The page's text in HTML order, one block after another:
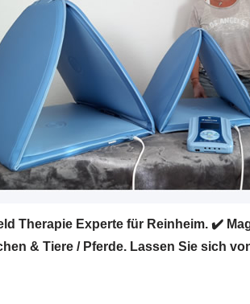
Therapie Experte für Reinheim. ✔️
& Tiere / Pferde. Lassen Sie sich